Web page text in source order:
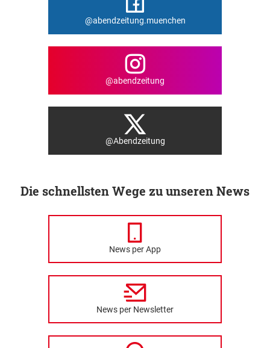
@abendzeitung.muenchen
@abendzeitung
@Abendzeitung
Die schnellsten Wege zu unseren News
News per App
News per Newsletter